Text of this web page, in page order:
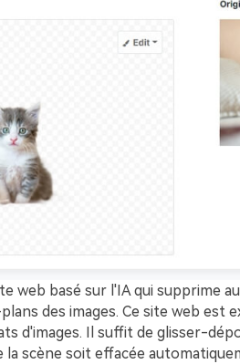
web basé sur l'IA qui supprime
des images. Ce site web est
d'images. Il suffit de glisser-
la scène soit effacée